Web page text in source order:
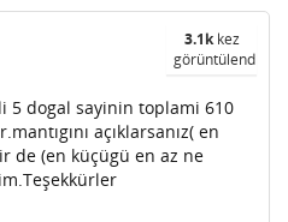
3.1kkez
görüntülendi
5 dogal sayinin toplami 610
açıklarsanız( en
de (en küçügü en az ne